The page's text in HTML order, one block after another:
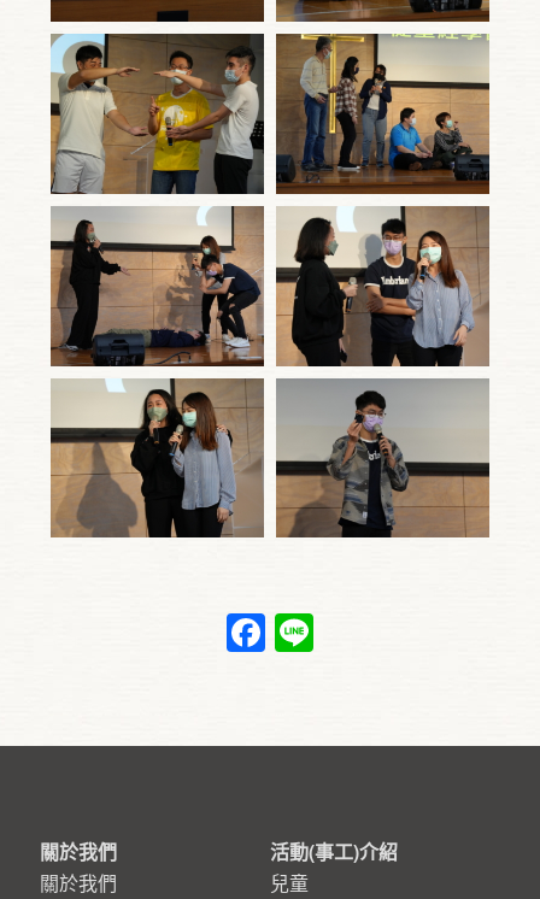
Facebook
關於我們
關於我們
活動(事工)介紹
兒童